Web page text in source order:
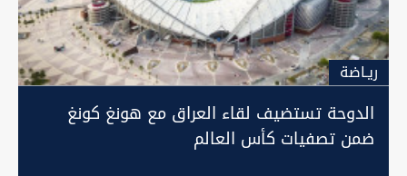
ريـاضة
الدوحة تستضيف لقاء العراق مع هونغ كونغ
ضمن تصفيات كأس العالم